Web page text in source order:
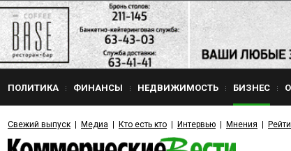
ПОЛИТИКА ФИНАНСЫ НЕДВИЖИМОСТЬ БИЗНЕС
Свежий выпуск Медиа Кто есть кто Интервью Мнения